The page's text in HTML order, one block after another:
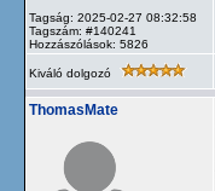
Tagság: 2025-02-27 08:32:58
Tagszám: #140241
Hozzászólások: 5826
Kiváló dolgozó
ThomasMate